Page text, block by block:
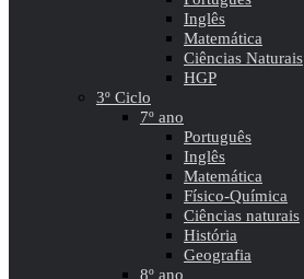
Inglês
Matemática
Ciências Naturais
HGP
3º Ciclo
7º ano
Português
Inglês
Matemática
Físico-Química
Ciências naturais
História
Geografia
8º ano